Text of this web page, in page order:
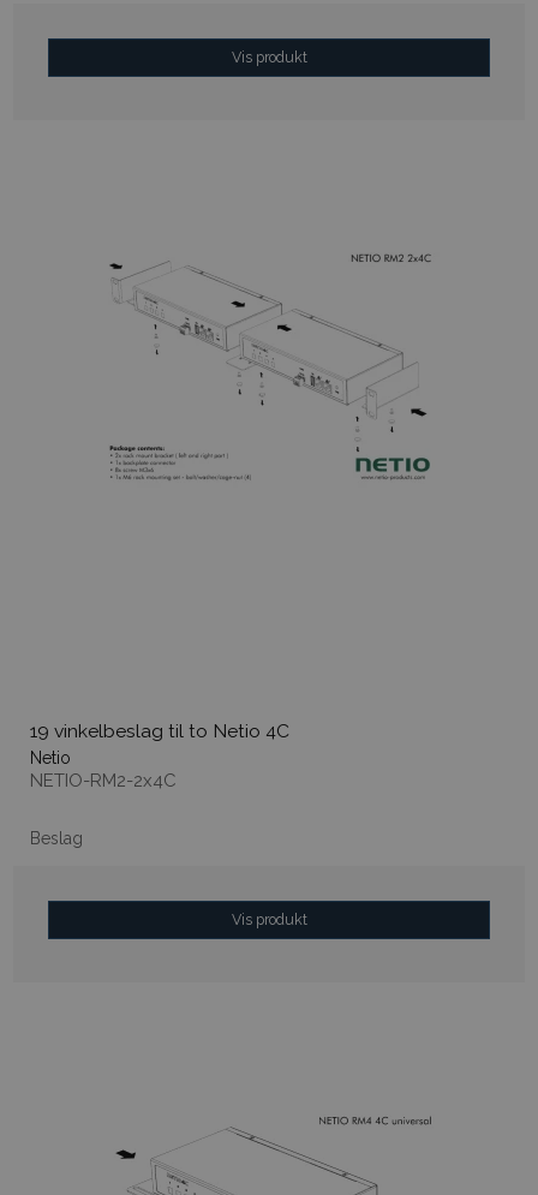
Vis produkt
19 vinkelbeslag til to Netio 4C
Netio
NETIO-RM2-2x4C
Beslag
Vis produkt